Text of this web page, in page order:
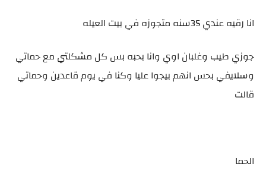
انا رقيه عندي 35سنه متجوزه في بيت العيله
جوزي طيب وغلبان اوي وانا بحبه بس كل مشكلتي مع حماتي
وسلايفي بحس انهم بيجوا عليا وكنا في يوم قاعدين وحماتي
قالت
الحما